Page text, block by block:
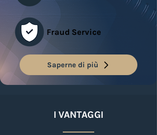
Fraud Service
Saperne di più
I VANTAGGI